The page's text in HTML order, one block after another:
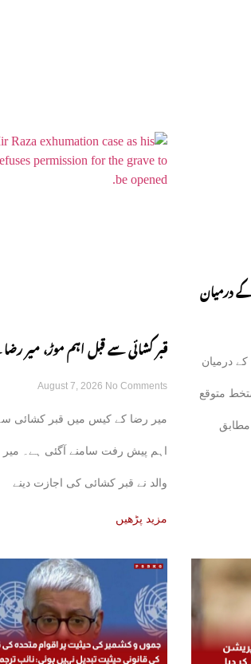
درمیان
درمیان
متوقع
مطابق
قبر کشائی سے قبل اہم موڑ، میر
نے اجازت دینے سے انکار کر دیا
August 7, 2026 No Comments
میر رضا کے کیس میں قبر کشائی
اہم پیش رفت سامنے آگئی ہے۔ میر
والد نے قبر کشائی کی اجازت دینے
مزید پڑھیں